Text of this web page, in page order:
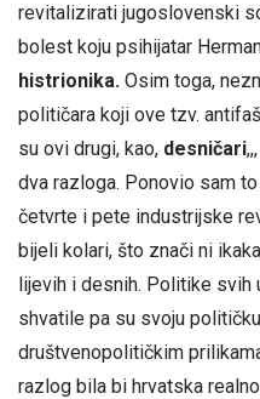
revitalizirati jugoslovenski
bolest koju psihijatar
histrionika. Osim toga,
političara koji ove tzv.
su ovi drugi, kao, desničari
dva razloga. Ponovio sam
četvrte i pete industrijske
bijeli kolari, što znači ni
lijevih i desnih. Politike svih
shvatile pa su svoju
društvenopolitičkim
razlog bila bi hrvatska